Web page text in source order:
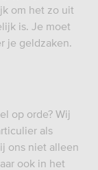
om het zo uit
is. Je moet
je geldzaken.
op orde? Wij
als
ons niet alleen
ook in het